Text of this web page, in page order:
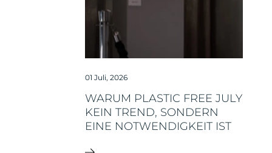
01 Juli, 2026
WARUM PLASTIC FREE JULY
KEIN TREND, SONDERN
EINE NOTWENDIGKEIT IST